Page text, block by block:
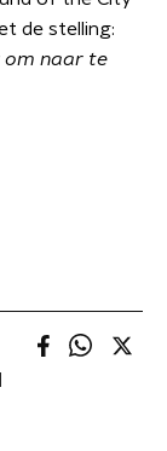
de stelling:
om naar te